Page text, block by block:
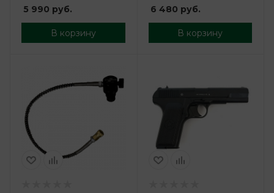
5 990 руб.
В корзину
6 480 руб.
В корзину